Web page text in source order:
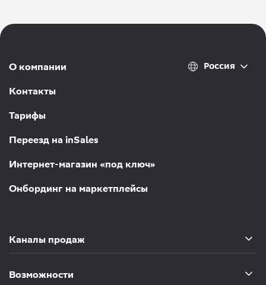
О компании
Контакты
Тарифы
Переезд на inSales
Интернет-магазин «под ключ»
Онбординг на маркетплейсы
Россия
Каналы продаж
Возможности